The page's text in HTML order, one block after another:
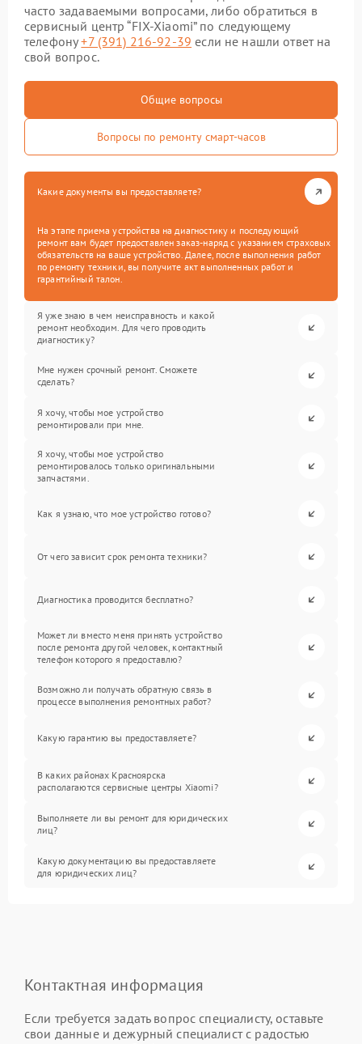
часто задаваемыми вопросами, либо обратиться в
сервисный центр “FIX-Xiaomi” по следующему
телефону+7 (391) 216-92-39 если не нашли ответ на
свой вопрос.
Общие вопросы
Вопросы по ремонту смарт-часов
Какие документы вы предоставляете?
На этапе приема устройства на диагностику и последующий
ремонт вам будет предоставлен заказ-наряд с указанием страховых
обязательств на ваше устройство. Далее, после выполнения работ
по ремонту техники, вы получите акт выполненных работ и
гарантийный талон.
Я уже знаю в чем неисправность и какой
ремонт необходим. Для чего проводить
диагностику?
Мне нужен срочный ремонт. Сможете
сделать?
Я хочу, чтобы мое устройство
ремонтировали при мне.
Я хочу, чтобы мое устройство
ремонтировалось только оригинальными
запчастями.
Как я узнаю, что мое устройство готово?
От чего зависит срок ремонта техники?
Диагностика проводится бесплатно?
Может ли вместо меня принять устройство
после ремонта другой человек, контактный
телефон которого я предоставлю?
Возможно ли получать обратную связь в
процессе выполнения ремонтных работ?
Какую гарантию вы предоставляете?
В каких районах Красноярска
располагаются сервисные центры Xiaomi?
Выполняете ли вы ремонт для юридических
лиц?
Какую документацию вы предоставляете
для юридических лиц?
Контактная информация
Если требуется задать вопрос специалисту, оставьте
свои данные и дежурный специалист с радостью